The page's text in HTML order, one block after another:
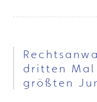
dritten Mal
größten